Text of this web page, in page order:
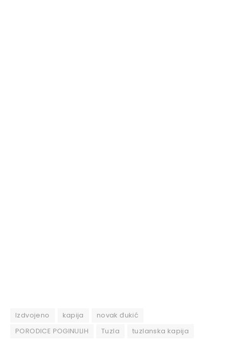
Izdvojeno kapija
novak đukić
PORODICE POGINULIH
Tuzla tuzlanska kapija